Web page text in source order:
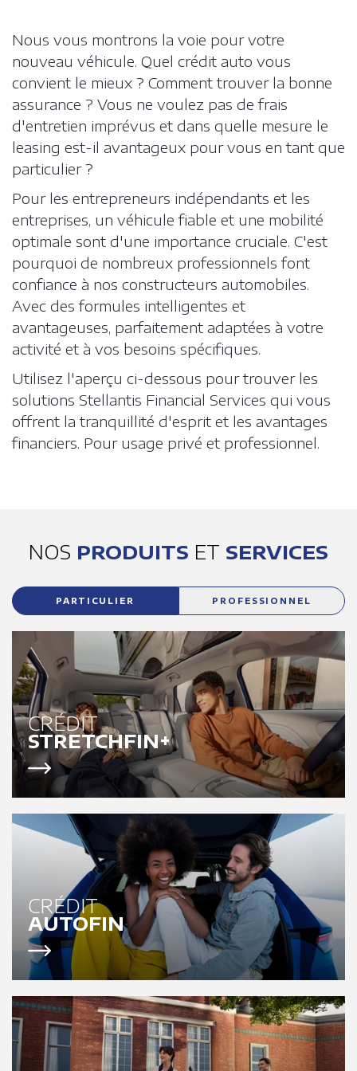
Matomo Tag Manager
Matomo Analytics
Facebook
ESPACE CLIENTS
NOTRE BROCHURE
FAQ
Nous vous montrons la voie pour votre
nouveau véhicule. Quel crédit auto vous
convient le mieux ? Comment trouver la bonne
assurance ? Vous ne voulez pas de frais
d'entretien imprévus et dans quelle mesure le
leasing est-il avantageux pour vous en tant que
particulier ?
Pour les entrepreneurs indépendants et les
entreprises, un véhicule fiable et une mobilité
optimale sont d'une importance cruciale. C'est
pourquoi de nombreux professionnels font
confiance à nos constructeurs automobiles.
Avec des formules intelligentes et
avantageuses, parfaitement adaptées à votre
activité et à vos besoins spécifiques.
Utilisez l'aperçu ci-dessous pour trouver les
solutions Stellantis Financial Services qui vous
offrent la tranquillité d'esprit et les avantages
financiers. Pour usage privé et professionnel.
NOS PRODUITS ET SERVICES
PARTICULIER PROFESSIONNEL
CRÉDIT
STRETCHFIN+
CRÉDIT
AUTOFIN